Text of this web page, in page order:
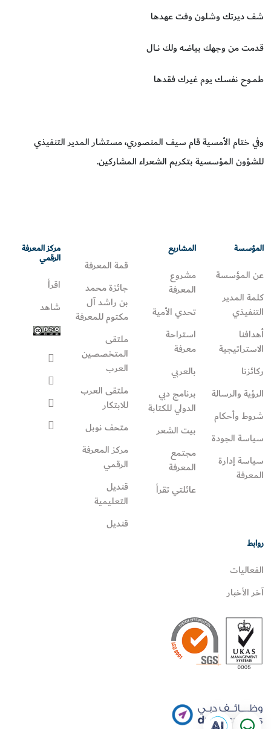
شف ديرتك وشلون وفت عهدهـا
قدمت من وجهك بياضه ولك نـــال
طمــوح نفسـك يوم غيرك فقدهـا
وفي ختام الأمسية قام سيف المنصوري، مستشار المدير التنفيذي
للشؤون المؤسسية بتكريم الشعراء المشاركين.
المؤسسة
عن المؤسسة
كلمة المدير
التنفيذي
أهدافنا
الاستراتيجية
ركائزنا
الرؤية والرسالة
شروط وأحكام
سياسة الجودة
سياسة إدارة
المعرفة
المشاريع
مشروع
المعرفة
تحدي الأمية
استراحة
معرفة
بالعربي
برنامج دبي
الدولي للكتابة
بيت الشعر
مجتمع
المعرفة
عائلتي تقرأ‎
قمة المعرفة
جائزة محمد
بن راشد آل
مكتوم للمعرفة
ملتقى
المتخصصين
العرب
ملتقى العرب
للابتكار
متحف نوبل
مركز المعرفة
الرقمي
قنديل
التعليمية
قنديل
مركز المعرفة
الرقمي
اقرأ
شاهد
روابط
الفعاليات
آخر الأخبار